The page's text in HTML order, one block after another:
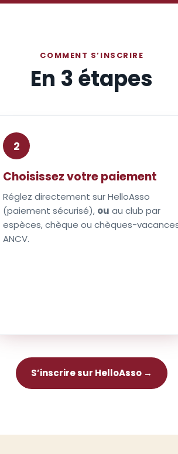
COMMENT S’INSCRIRE
En 3 étapes
2
Choisissez votre paiement
Réglez directement sur HelloAsso
(paiement sécurisé), ou au club par
espèces, chèque ou chèques-
ANCV.
S’inscrire sur HelloAsso →